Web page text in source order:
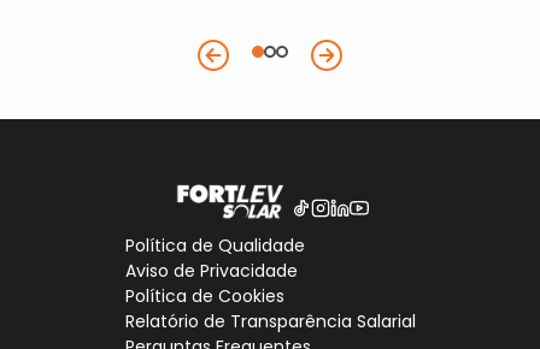
Política de Qualidade
Aviso de Privacidade
Política de Cookies
Relatório de Transparência Salarial